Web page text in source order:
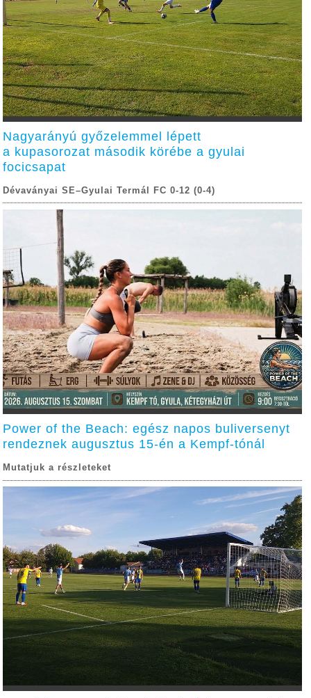
Nagyarányú győzelemmel lépett
a kupasorozat második körébe a gyulai
focicsapat
Dévaványai SE–Gyulai Termál FC 0-12 (0-4)
Power of the Beach: egész napos buliversenyt
rendeznek augusztus 15-én a Kempf-tónál
Mutatjuk a részleteket